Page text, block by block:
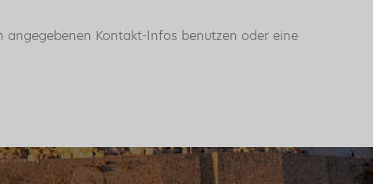
Kontakt-Infos benutzen oder eine